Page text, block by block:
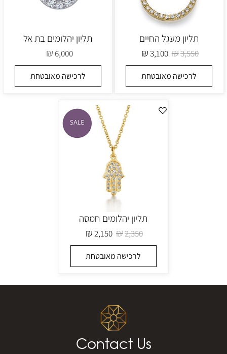
תליון מעגל החיים
₪3,550
₪3,100
לרכישה מאובטחת
תליון יהלומים בת אל
₪6,000
לרכישה מאובטחת
תליון יהלומים חמסה
₪2,350
₪2,150
לרכישה מאובטחת
Contact Us